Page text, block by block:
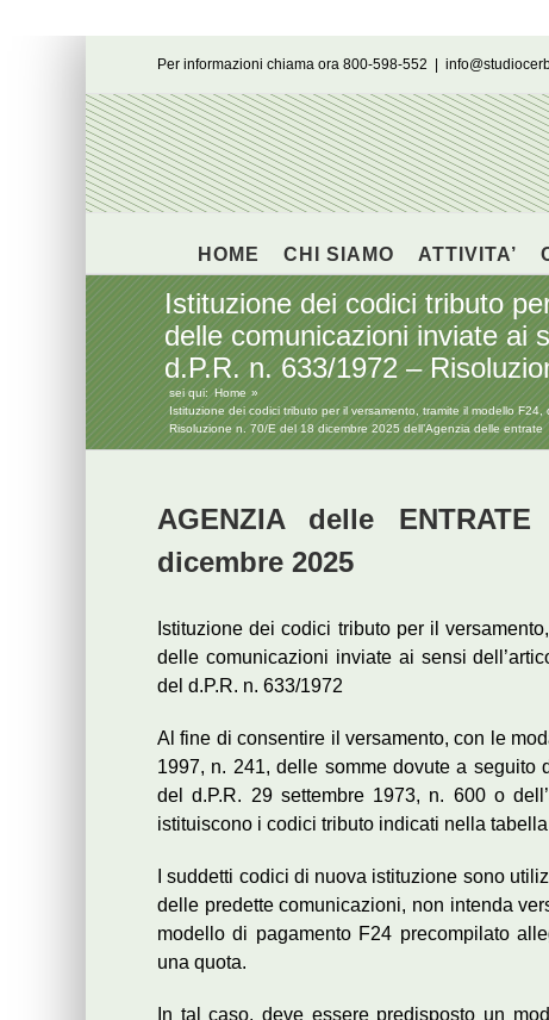
Per informazioni chiama ora 800-598-552
HOME CHI SIAMO ATTIVITA’
Istituzione dei codici tributo
delle comunicazioni inviate ai
d.P.R. n. 633/1972 –
sei qui: Home
Istituzione dei codici tributo per il versamento, tramite il modello
Risoluzione n. 70/E del 18 dicembre 2025 dell’Agenzia delle entrate
AGENZIA delle
dicembre 2025
Istituzione dei codici tributo per il
delle comunicazioni inviate ai sensi
del d.P.R. n. 633/1972
Al fine di consentire il versamento, con le
1997, n. 241, delle somme dovute a seguito
del d.P.R. 29 settembre 1973, n. 600 o
istituiscono i codici tributo indicati nella
I suddetti codici di nuova istituzione sono
delle predette comunicazioni, non intenda
modello di pagamento F24 precompilato
una quota.
In tal caso, deve essere predisposto un